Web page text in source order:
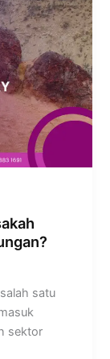
satu
sektor